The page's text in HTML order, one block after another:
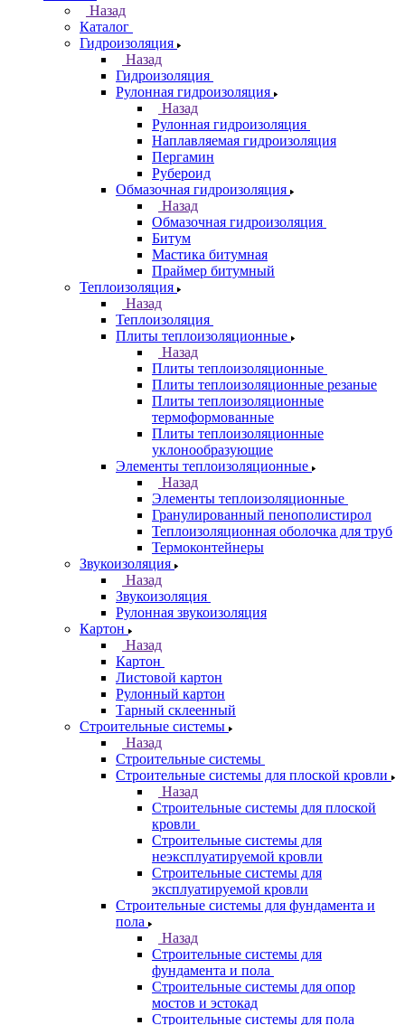
Назад
Каталог
Гидроизоляция
Назад
Гидроизоляция
Рулонная гидроизоляция
Назад
Рулонная гидроизоляция
Наплавляемая гидроизоляция
Пергамин
Рубероид
Обмазочная гидроизоляция
Назад
Обмазочная гидроизоляция
Битум
Мастика битумная
Праймер битумный
Теплоизоляция
Назад
Теплоизоляция
Плиты теплоизоляционные
Назад
Плиты теплоизоляционные
Плиты теплоизоляционные резаные
Плиты теплоизоляционные
термоформованные
Плиты теплоизоляционные
уклонообразующие
Элементы теплоизоляционные
Назад
Элементы теплоизоляционные
Гранулированный пенополистирол
Теплоизоляционная оболочка для труб
Термоконтейнеры
Звукоизоляция
Назад
Звукоизоляция
Рулонная звукоизоляция
Картон
Назад
Картон
Листовой картон
Рулонный картон
Тарный склеенный
Строительные системы
Назад
Строительные системы
Строительные системы для плоской кровли
Назад
Строительные системы для плоской
кровли
Строительные системы для
неэксплуатируемой кровли
Строительные системы для
эксплуатируемой кровли
Строительные системы для фундамента и
пола
Назад
Строительные системы для
фундамента и пола
Строительные системы для опор
мостов и эстокад
Строительные системы для пола